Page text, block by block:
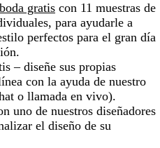
gratis con 11 muestras de
para ayudarle a
perfectos para el gran día
– diseñe sus propias
con la ayuda de nuestro
o llamada en vivo).
uno de nuestros diseñadores
el diseño de su